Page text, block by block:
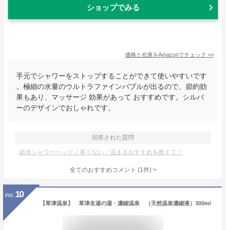
ショップでみる
価格と在庫をAmazonでチェック >>
手元でシャワーをストップすることができて使いやすいです
。極細の水量のウルトラファインバブルが出るので、節約効
果もあり、マッサージ 効果があって おすすめです。シルバ
ーのデザインでおしゃれです。
回答された質問
節水シャワーヘッド｜寒くない・温まるおすすめを教えて！
全てのおすすめコメント (1件) >
no. 10
【草津温泉】 草津名湯の湯・濃縮温泉 （天然温泉濃縮液）300ml